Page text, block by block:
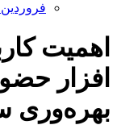
فروردین
اهمیت
افزار
بهره‌وری